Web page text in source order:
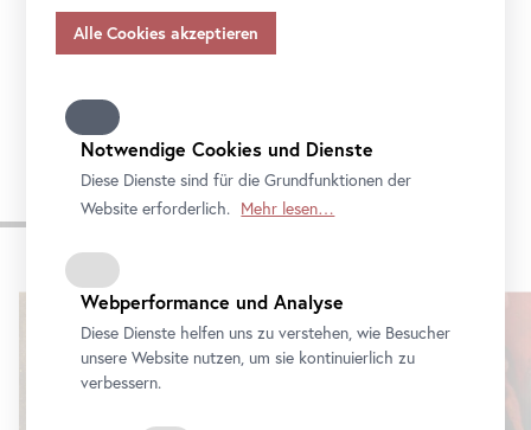
Nachbarschaft und werden Sie Teil des
Program. Schauen Sie vorbei!
Aktuelle Ausstellungen
überspringen
und ohne geeignete Garantien gem.
übermitteln, so gilt Ihre Einwilligung auch hierfür.
Funktionen unseres
stehen, wenn Sie nicht alle Zwecke zulassen. Weitere
Informationen zum Datenschutz, Ihren Rechten und
Kontaktdaten des Verantwortlichen und der
Datenschutzbeauftragten finden Sie in unserer
Notwendige Cookies und Dienste
Diese Dienste sind für die Grundfunktionen der
Website erforderlich. Mehr lesen…
Webperformance und Analyse
Diese Dienste helfen uns zu verstehen, wie Besucher
unsere Website nutzen, um sie kontinuierlich zu
verbessern.